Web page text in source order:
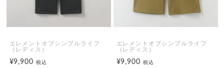
エレメントオブシンプルライフ
（レディス）
¥9,900税込
エレメントオブシンプルライフ
（レディス）
¥9,900税込